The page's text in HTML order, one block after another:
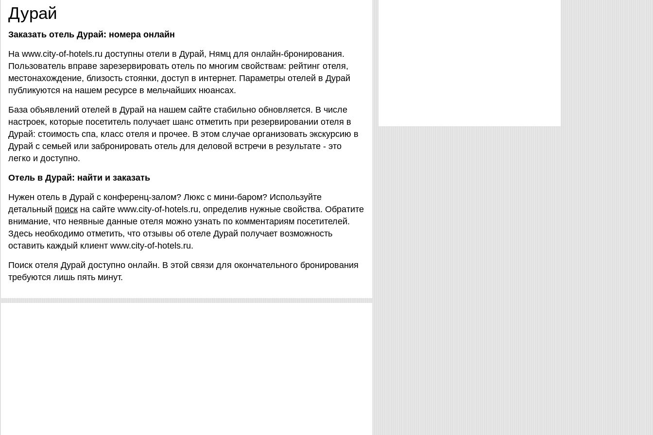
Дурай
Заказать отель Дурай: номера онлайн
На www.city-of-hotels.ru доступны отели в Дурай, Нямц для онлайн-бронирования.
Пользователь вправе зарезервировать отель по многим свойствам: рейтинг отеля,
местонахождение, близость стоянки, доступ в интернет. Параметры отелей в Дурай
публикуются на нашем ресурсе в мельчайших нюансах.
База объявлений отелей в Дурай на нашем сайте стабильно обновляется. В числе
настроек, которые посетитель получает шанс отметить при резервировании отеля в
Дурай: стоимость спа, класс отеля и прочее. В этом случае организовать экскурсию в
Дурай с семьей или забронировать отель для деловой встречи в результате - это
легко и доступно.
Отель в Дурай: найти и заказать
Нужен отель в Дурай с конференц-залом? Люкс с мини-баром? Используйте
детальный поиск на сайте www.city-of-hotels.ru, определив нужные свойства. Обратите
внимание, что неявные данные отеля можно узнать по комментариям посетителей.
Здесь необходимо отметить, что отзывы об отеле Дурай получает возможность
оставить каждый клиент www.city-of-hotels.ru.
Поиск отеля Дурай доступно онлайн. В этой связи для окончательного бронирования
требуются лишь пять минут.